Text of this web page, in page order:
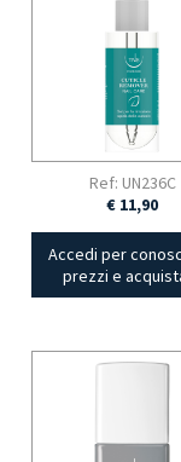
Ref: UN236C
€ 11,90
Accedi per
prezzi e